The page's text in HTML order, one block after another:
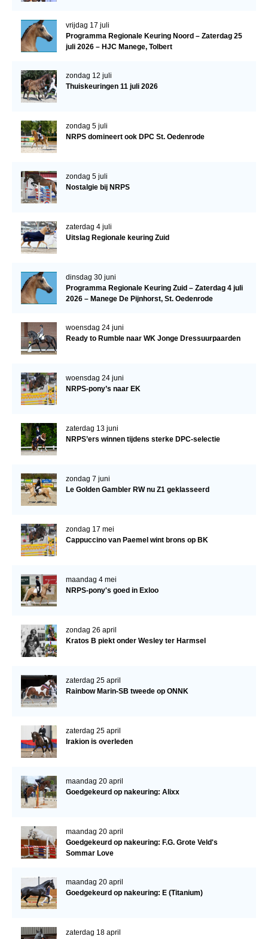
Verrichtingsonderzoek NRPS
Verrichtingsonderzoek 2025-2026
Verrichtingsonderzoek 2024-2025
Verrichtingsonderzoek 2023-2024
Verrichtingsonderzoek 2021-2022
Verrichtingsonderzoek 2019-2020
Sport
Inloggen
REGIO'S
Regio Noord
Bestuur Regio Noord
Regio Midden
Regio West
Regio Zuid
KALENDER
ACCOUNT AANMAKEN
vrijdag 17 juli
Programma Regionale Keuring Noord – Zaterdag 25
juli 2026 – HJC Manege, Tolbert
zondag 12 juli
Thuiskeuringen 11 juli 2026
zondag 5 juli
NRPS domineert ook DPC St. Oedenrode
zondag 5 juli
Nostalgie bij NRPS
zaterdag 4 juli
Uitslag Regionale keuring Zuid
dinsdag 30 juni
Programma Regionale Keuring Zuid – Zaterdag 4 juli
2026 – Manege De Pijnhorst, St. Oedenrode
woensdag 24 juni
Ready to Rumble naar WK Jonge Dressuurpaarden
woensdag 24 juni
NRPS-pony’s naar EK
zaterdag 13 juni
NRPS’ers winnen tijdens sterke DPC-selectie
zondag 7 juni
Le Golden Gambler RW nu Z1 geklasseerd
zondag 17 mei
Cappuccino van Paemel wint brons op BK
maandag 4 mei
NRPS-pony's goed in Exloo
zondag 26 april
Kratos B piekt onder Wesley ter Harmsel
zaterdag 25 april
Rainbow Marin-SB tweede op ONNK
zaterdag 25 april
Irakion is overleden
maandag 20 april
Goedgekeurd op nakeuring: Alixx
maandag 20 april
Goedgekeurd op nakeuring: F.G. Grote Veld's
Sommar Love
maandag 20 april
Goedgekeurd op nakeuring: E (Titanium)
zaterdag 18 april